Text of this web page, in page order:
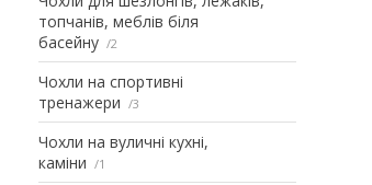
топчанів, меблів біля
басейну
2
Чохли на спортивні
тренажери
3
Чохли на вуличні кухні,
каміни
1